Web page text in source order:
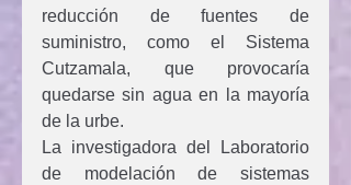
reducción de fuentes de
suministro, como el Sistema
Cutzamala, que provocaría
quedarse sin agua en la mayoría
de la urbe.
La investigadora del Laboratorio
de modelación de sistemas